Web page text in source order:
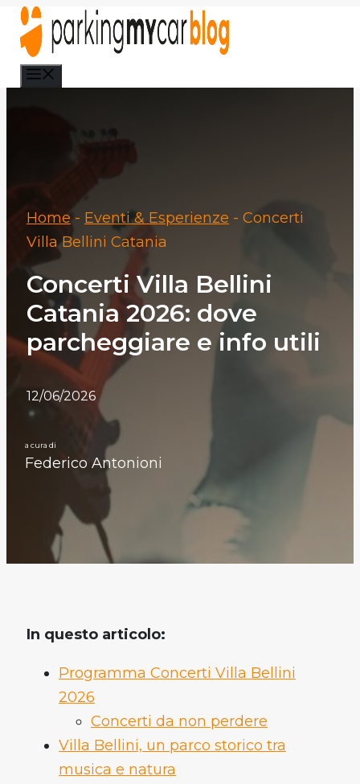
Vai
contenuto
Home - Eventi & Esperienze - Concerti
Villa Bellini Catania
Concerti Villa Bellini
Catania 2026: dove
parcheggiare e info utili
12/06/2026
a cura di
Federico Antonioni
In questo articolo:
Programma Concerti Villa Bellini
2026
Concerti da non perdere
Villa Bellini, un parco storico tra
musica e natura